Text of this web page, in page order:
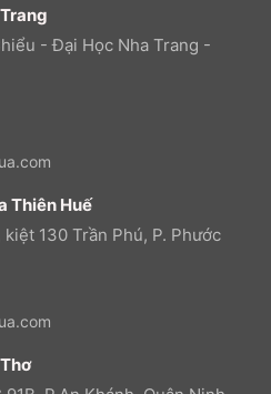
- Đại Học Nha Trang -
Thiên Huế
130 Trần Phú, P. Phước